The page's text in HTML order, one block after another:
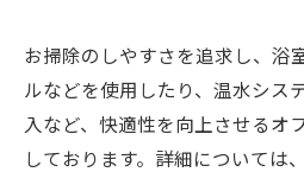
お掃除のしやすさを追求し、浴
ルなどを使用したり、温水シス
入など、快適性を向上させるオ
しております。詳細については